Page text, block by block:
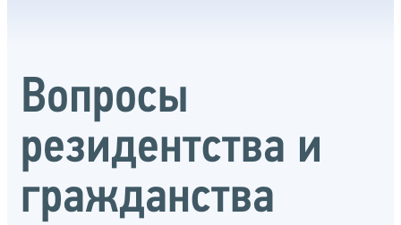
Вопросы
резидентства и
гражданства